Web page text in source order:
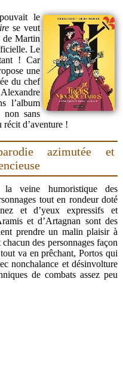
le
se veut
Martin
Le
! Car
une
du chef
l’album
non sans
d’aventure !
azimutée et
la veine humoristique des
tout en rondeur doté
et d’yeux expressifs et
et d’Artagnan sont des
prendre un malin plaisir à
des personnages façon
va en prêchant, Portos qui
nonchalance et désinvolture
de combats assez peu